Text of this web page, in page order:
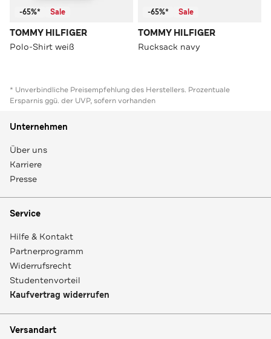
-65%* Sale
TOMMY HILFIGER
Polo-Shirt weiß
-65%* Sale
TOMMY HILFIGER
Rucksack navy
* Unverbindliche Preisempfehlung des Herstellers. Prozentuale
Ersparnis ggü. der UVP, sofern vorhanden
Unternehmen
Über uns
Karriere
Presse
Service
Hilfe & Kontakt
Partnerprogramm
Widerrufsrecht
Studentenvorteil
Kaufvertrag widerrufen
Versandart